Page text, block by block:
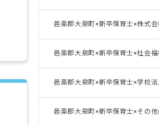
邑楽郡大泉町×新卒保育士×株式会
邑楽郡大泉町×新卒保育士×社会
邑楽郡大泉町×新卒保育士×学校法
邑楽郡大泉町×新卒保育士×その